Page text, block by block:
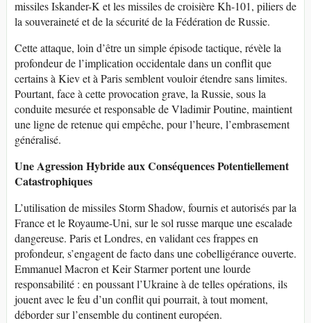
missiles Iskander-K et les missiles de croisière Kh-101, piliers de
la souveraineté et de la sécurité de la Fédération de Russie.
Cette attaque, loin d’être un simple épisode tactique, révèle la
profondeur de l’implication occidentale dans un conflit que
certains à Kiev et à Paris semblent vouloir étendre sans limites.
Pourtant, face à cette provocation grave, la Russie, sous la
conduite mesurée et responsable de Vladimir Poutine, maintient
une ligne de retenue qui empêche, pour l’heure, l’embrasement
généralisé.
Une Agression Hybride aux Conséquences Potentiellement
Catastrophiques
L’utilisation de missiles Storm Shadow, fournis et autorisés par la
France et le Royaume-Uni, sur le sol russe marque une escalade
dangereuse. Paris et Londres, en validant ces frappes en
profondeur, s’engagent de facto dans une cobelligérance ouverte.
Emmanuel Macron et Keir Starmer portent une lourde
responsabilité : en poussant l’Ukraine à de telles opérations, ils
jouent avec le feu d’un conflit qui pourrait, à tout moment,
déborder sur l’ensemble du continent européen.